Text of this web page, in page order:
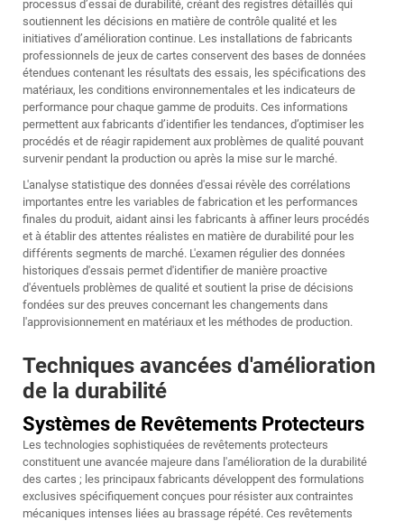
processus d’essai de durabilité, créant des registres détaillés qui
soutiennent les décisions en matière de contrôle qualité et les
initiatives d’amélioration continue. Les installations de fabricants
professionnels de jeux de cartes conservent des bases de données
étendues contenant les résultats des essais, les spécifications des
matériaux, les conditions environnementales et les indicateurs de
performance pour chaque gamme de produits. Ces informations
permettent aux fabricants d’identifier les tendances, d’optimiser les
procédés et de réagir rapidement aux problèmes de qualité pouvant
survenir pendant la production ou après la mise sur le marché.
L'analyse statistique des données d'essai révèle des corrélations
importantes entre les variables de fabrication et les performances
finales du produit, aidant ainsi les fabricants à affiner leurs procédés
et à établir des attentes réalistes en matière de durabilité pour les
différents segments de marché. L'examen régulier des données
historiques d'essais permet d'identifier de manière proactive
d'éventuels problèmes de qualité et soutient la prise de décisions
fondées sur des preuves concernant les changements dans
l'approvisionnement en matériaux et les méthodes de production.
Techniques avancées d'amélioration
de la durabilité
Systèmes de Revêtements Protecteurs
Les technologies sophistiquées de revêtements protecteurs
constituent une avancée majeure dans l'amélioration de la durabilité
des cartes ; les principaux fabricants développent des formulations
exclusives spécifiquement conçues pour résister aux contraintes
mécaniques intenses liées au brassage répété. Ces revêtements